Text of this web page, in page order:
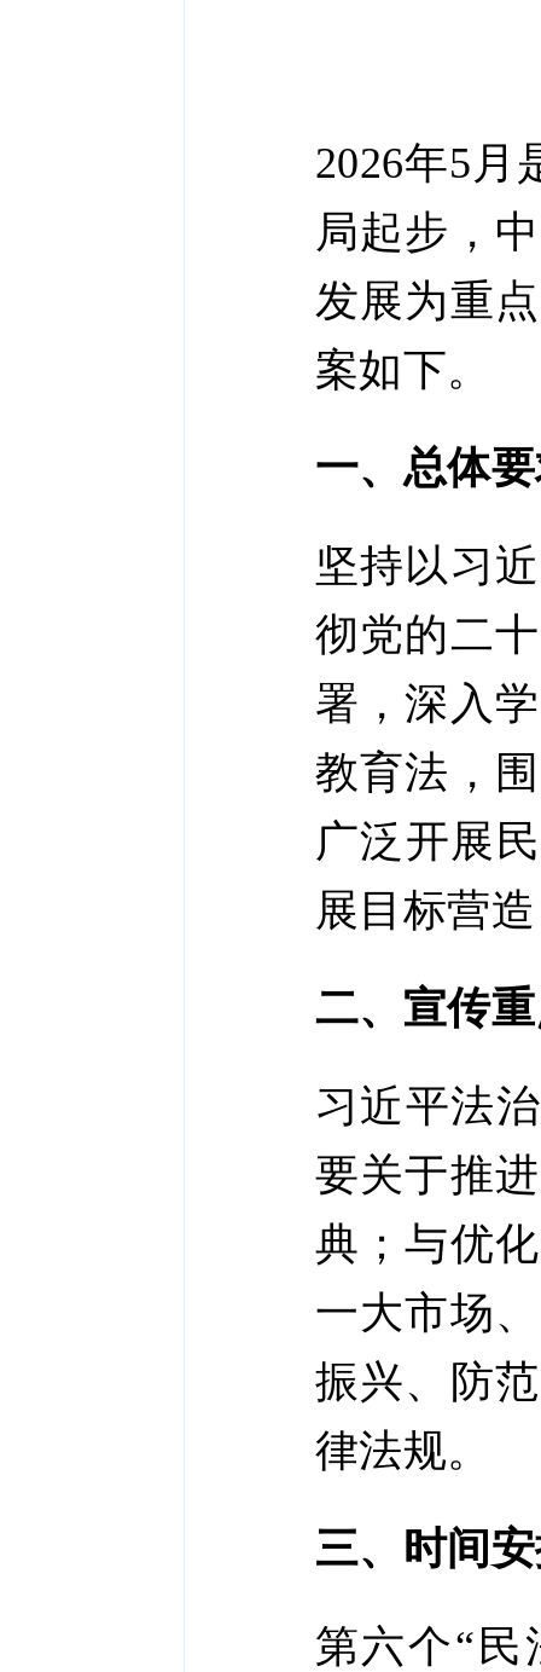
2026年5月
局起步，
发展为重
案如下。
一、总体
坚持以习
彻党的二
署，深入
教育法，
广泛开展
展目标营
二、宣传
习近平法
要关于推
典；与优
一大市场
振兴、防
律法规。
三、时间
第六个“民